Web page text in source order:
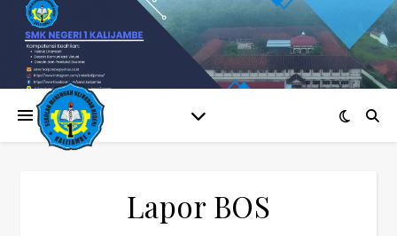
Lapor BOS